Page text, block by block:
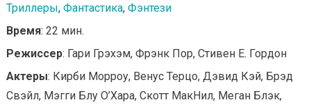
Триллеры, Фантастика, Фэнтези
Время: 22 мин.
Режиссер: Гари Грэхэм, Фрэнк Пор, Стивен Е. Гордон
Актеры: Кирби Морроу, Венус Терцо, Дэвид Кэй, Брэд
Свэйл, Мэгги Блу О’Хара, Скотт МакНил, Меган Блэк,